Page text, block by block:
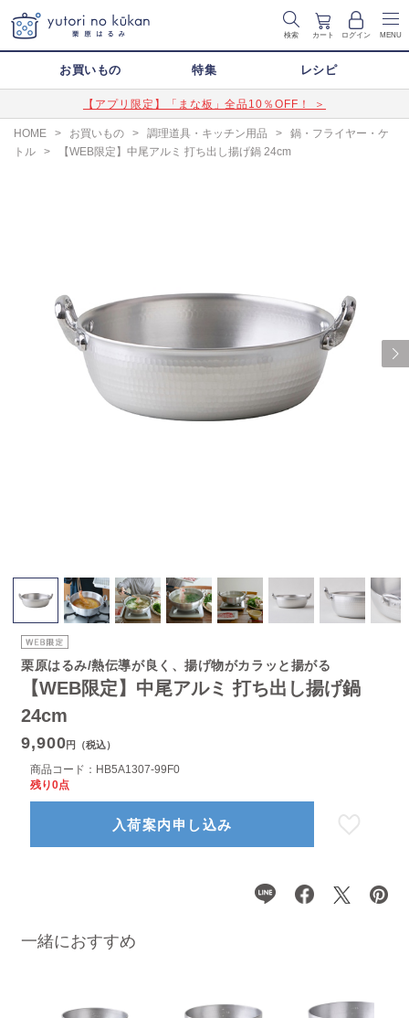
検索 カート ログイン MENU
お買いもの 特集 レシピ
【アプリ限定】「まな板」全品10％OFF！ ＞
HOME > お買いもの > 調理道具・キッチン用品 >
鍋・フライヤー・ケ
トル
> 【WEB限定】中尾アルミ 打ち出し揚げ鍋 24cm
Next
一緒におすすめ
【WEB限定】中尾アルミ 打ち出し揚げ鍋
24cm
栗原はるみ/熱伝導が良く、揚げ物がカラッと揚がる
9,900円（税込）
商品コード： HB5A1307-99F0
残り0点
入荷案内申し込み